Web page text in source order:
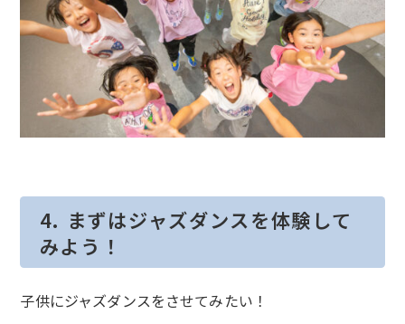
4. まずはジャズダンスを体験して
みよう！
子供にジャズダンスをさせてみたい！